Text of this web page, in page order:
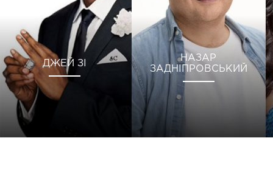
ДЖЕЙ ЗІ
НАЗАР
ЗАДНІПРОВСЬКИЙ